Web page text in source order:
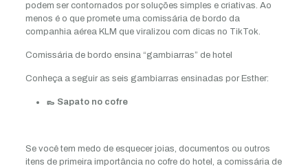
podem ser contornados por soluções simples e criativas. Ao
menos é o que promete uma comissária de bordo da
companhia aérea KLM que viralizou com dicas no TikTok.
Comissária de bordo ensina “gambiarras” de hotel
Conheça a seguir as seis gambiarras ensinadas por Esther:
👞 Sapato no cofre
Se você tem medo de esquecer joias, documentos ou outros
itens de primeira importância no cofre do hotel, a comissária de